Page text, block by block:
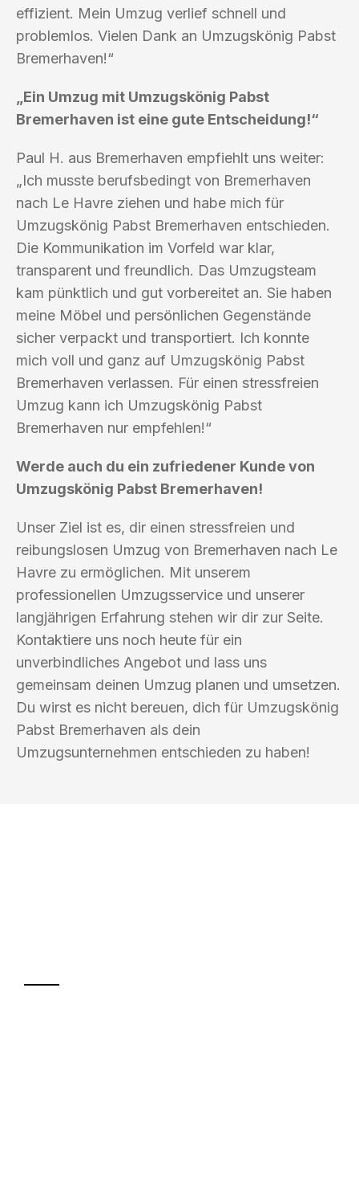
effizient. Mein Umzug verlief schnell und
problemlos. Vielen Dank an Umzugskönig Pabst
Bremerhaven!“
„Ein Umzug mit Umzugskönig Pabst
Bremerhaven ist eine gute Entscheidung!“
Paul H. aus Bremerhaven empfiehlt uns weiter:
„Ich musste berufsbedingt von Bremerhaven
nach Le Havre ziehen und habe mich für
Umzugskönig Pabst Bremerhaven entschieden.
Die Kommunikation im Vorfeld war klar,
transparent und freundlich. Das Umzugsteam
kam pünktlich und gut vorbereitet an. Sie haben
meine Möbel und persönlichen Gegenstände
sicher verpackt und transportiert. Ich konnte
mich voll und ganz auf Umzugskönig Pabst
Bremerhaven verlassen. Für einen stressfreien
Umzug kann ich Umzugskönig Pabst
Bremerhaven nur empfehlen!“
Werde auch du ein zufriedener Kunde von
Umzugskönig Pabst Bremerhaven!
Unser Ziel ist es, dir einen stressfreien und
reibungslosen Umzug von Bremerhaven nach Le
Havre zu ermöglichen. Mit unserem
professionellen Umzugsservice und unserer
langjährigen Erfahrung stehen wir dir zur Seite.
Kontaktiere uns noch heute für ein
unverbindliches Angebot und lass uns
gemeinsam deinen Umzug planen und umsetzen.
Du wirst es nicht bereuen, dich für Umzugskönig
Pabst Bremerhaven als dein
Umzugsunternehmen entschieden zu haben!